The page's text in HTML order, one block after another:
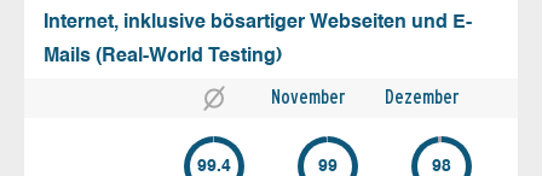
Internet, inklusive bösartiger Webseiten und E-
Mails (Real-World Testing)
November Dezember
99.4 99 98